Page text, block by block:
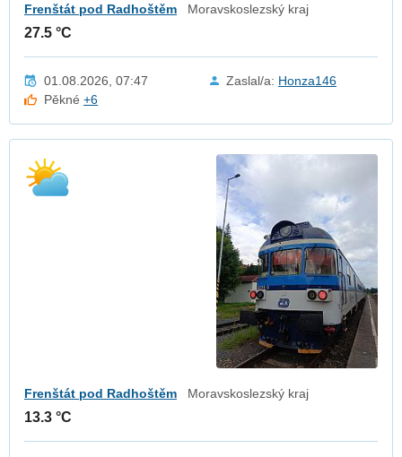
Frenštát pod Radhoštěm Moravskoslezský kraj
27.5 °C
01.08.2026, 07:47 Zaslal/a: Honza146
Pěkné+6
Frenštát pod Radhoštěm Moravskoslezský kraj
13.3 °C